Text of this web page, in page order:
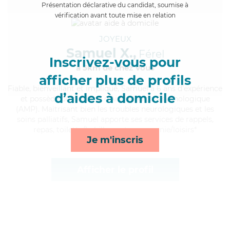
Présentation déclarative du candidat, soumise à
vérification avant toute mise en relation
Inscrivez-vous pour
afficher plus de profils
d’aides à domicile
Je m'inscris
JOYEUX
Samuel X., Férel
à 5km de chez Vous
, bienveillant et impliqué, Samuel a 6 ans d'expérience
et possède un diplôme d'Aide Médico-Psychologique
repas, toilette/habillage et compagnie/loisirs*